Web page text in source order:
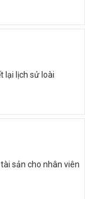
lại lịch sử loài
sản cho nhân viên